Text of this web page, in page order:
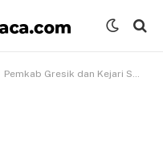
Pemkab Gresik dan Kejari Sepakat Perkuat Penanganan Hukum Perdata dan TUN